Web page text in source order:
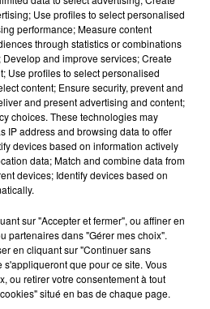
un centre à
tarifaire ?
économique actuelle,
est dans toutes
bassins de piscines
être au même tarif
piscines de la
entrée classique à
duLido à Nancy
5,60 €pour un adulte
Use profiles to select personalised
performance; Measure content
through statistics or combinations
and improve services; Create
Use profiles to select personalised
content; Ensure security, prevent and
and present advertising and content;
choices. These technologies may
IP address and browsing data to offer
devices based on information actively
data; Match and combine data from
devices; Identify devices based on
sur "Accepter et fermer", ou affiner en
partenaires dans "Gérer mes choix".
en cliquant sur "Continuer sans
s'appliqueront que pour ce site. Vous
ou retirer votre consentement à tout
situé en bas de chaque page.